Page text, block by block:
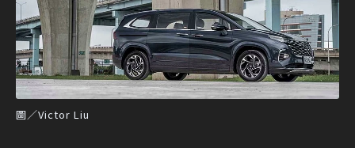
圖／Victor Liu